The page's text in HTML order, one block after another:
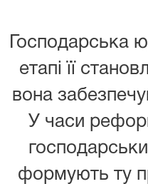
Господарська
етапі її
вона
У часи
формують ту